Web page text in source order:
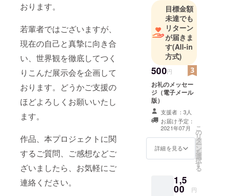
おります。
若輩者ではございますが、
現在の自己と真摯に向き合
い、世界観を徹底してつく
りこんだ展示会を企画して
おります。どうかご支援の
ほどよろしくお願いいたし
ます。
作品、本プロジェクトに関
するご質問、ご感想などご
ざいましたら、お気軽にご
連絡ください。
目標金額
未達でも
リターン
が届きま
す(All-in
方式)
500円
お礼のメッセー
ジ（電子メール
版）
支援者：3人
お届け予定：
2021年07月
詳細を見る
こ
の
リ
タ
ー
ン
を
選
択
す
る
1,5
00 円